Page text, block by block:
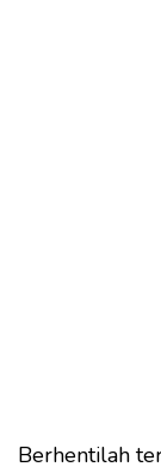
Berhentilah